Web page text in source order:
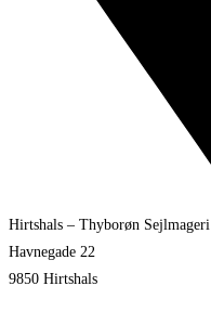
Hirtshals – Thyborøn Sejlmageri
Havnegade 22
9850 Hirtshals